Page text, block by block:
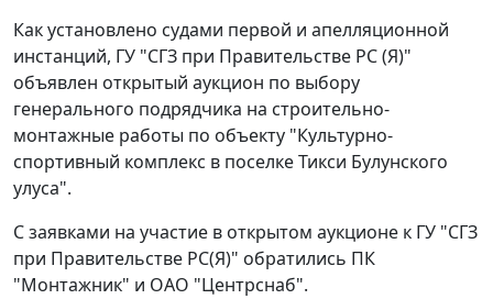
Как установлено судами первой и апелляционной
инстанций, ГУ "СГЗ при Правительстве РС (Я)"
объявлен открытый аукцион по выбору
генерального подрядчика на строительно-
монтажные работы по объекту "Культурно-
спортивный комплекс в поселке Тикси Булунского
улуса".
С заявками на участие в открытом аукционе к ГУ "СГЗ
при Правительстве РС(Я)" обратились ПК
"Монтажник" и ОАО "Центрснаб".